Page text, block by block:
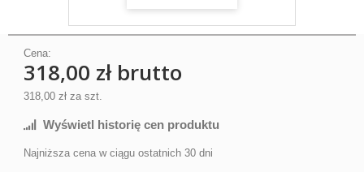
Cena:
318,00 złbrutto
318,00 zł za szt.
Wyświetl historię cen produktu
Najniższa cena w ciągu ostatnich 30 dni